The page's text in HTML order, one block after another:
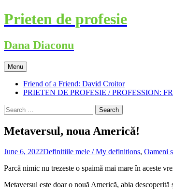
Skip
to
Prieten de profesie
Dana Diaconu
Menu
Friend of a Friend: David Croitor
PRIETEN DE PROFESIE / PROFESSION:
Search
for:
Metaversul, noua Americă!
June 6, 2022Definitiile mele / My definitions, Oameni
Parcă nimic nu trezeste o spaimă mai mare în aceste
Metaversul este doar o nouă Americă, abia